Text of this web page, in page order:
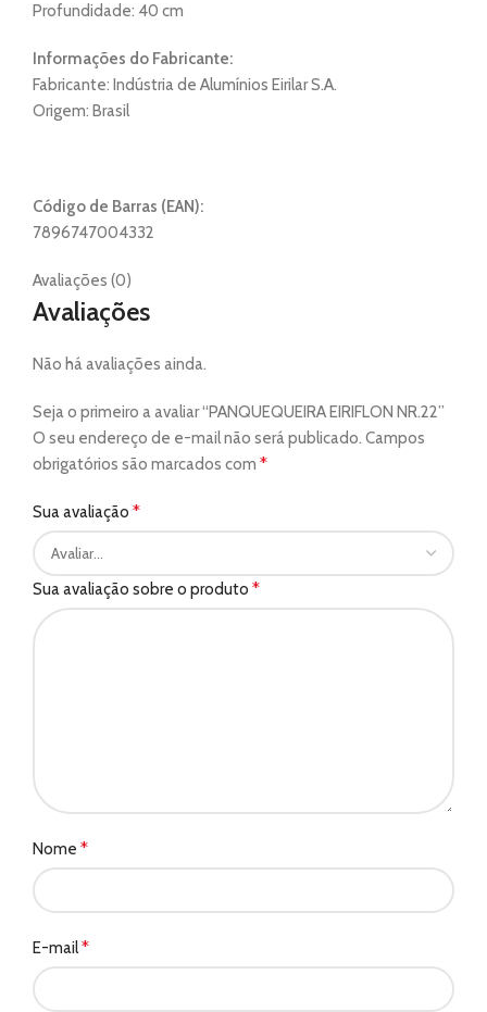
Profundidade: 40 cm
Informações do Fabricante:
Fabricante: Indústria de Alumínios Eirilar S.A.
Origem: Brasil
Código de Barras (EAN):
7896747004332
Avaliações (0)
Avaliações
Não há avaliações ainda.
Seja o primeiro a avaliar “PANQUEQUEIRA EIRIFLON NR.22”
O seu endereço de e-mail não será publicado. Campos
obrigatórios são marcados com *
Sua avaliação *
Sua avaliação sobre o produto *
Nome *
E-mail*